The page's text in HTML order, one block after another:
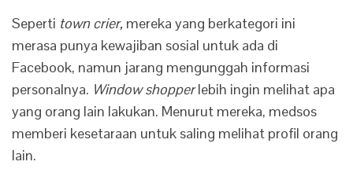
Seperti town crier, mereka yang berkategori ini
merasa punya kewajiban sosial untuk ada di
Facebook, namun jarang mengunggah informasi
personalnya. Window shopperlebih ingin melihat apa
yang orang lain lakukan. Menurut mereka, medsos
memberi kesetaraan untuk saling melihat profil orang
lain.